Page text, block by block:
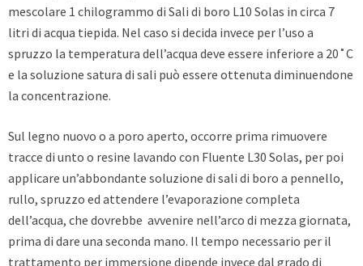
mescolare 1 chilogrammo di Sali di boro L10 Solas in circa 7
litri di acqua tiepida. Nel caso si decida invece per l’uso a
spruzzo la temperatura dell’acqua deve essere inferiore a 20˚C
e la soluzione satura di sali può essere ottenuta diminuendone
la concentrazione.
Sul legno nuovo o a poro aperto, occorre prima rimuovere
tracce di unto o resine lavando con Fluente L30 Solas, per poi
applicare un’abbondante soluzione di sali di boro a pennello,
rullo, spruzzo ed attendere l’evaporazione completa
dell’acqua, che dovrebbe avvenire nell’arco di mezza giornata,
prima di dare una seconda mano. Il tempo necessario per il
trattamento per immersione dipende invece dal grado di